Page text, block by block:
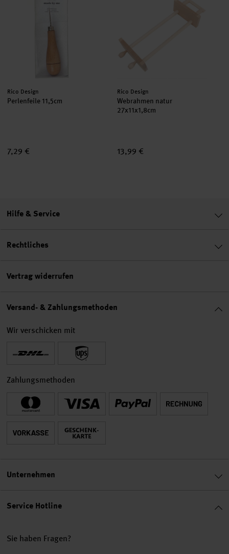
Hersteller:
Rico Design
Perlenfeile 11,5cm
7,29 €
Hersteller:
Rico Design
Webrahmen natur
27x11x1,8cm
13,99 €
Service Hotline
Sie haben Fragen?
Hilfe & Service
Rechtliches
Vertrag widerrufen
Versand- & Zahlungsmethoden
Wir verschicken mit
Zahlungsmethoden
Unternehmen